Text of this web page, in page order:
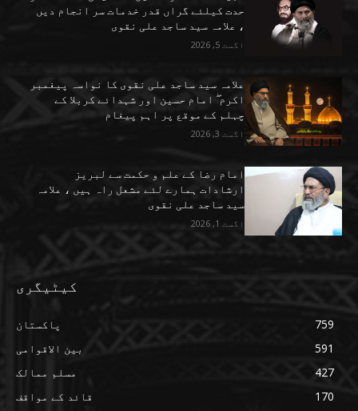
حدت کیلئے گراں قدر خدمات سر انجام دیں
، علامہ سید ساجد علی نقوی
اگست 5, 2026
علامہ سید ساجد علی نقوی کا نواسہ پیغمبر
اکرم ۖ امام حسین اور شہدائے کربلا کے
چہلم کے موقع پر اہم پیغام
اگست 3, 2026
امام رضا کے علم و حکمت سے لبریز
ارشادات ہمارے لئے مشعل راہ ہیں ، علامہ
سید ساجد علی نقوی
اگست 1, 2026
کیٹیگری
پاکستان
759
بین الاقوامی
591
مسلم ممالک
427
قائد کے مواقف
170